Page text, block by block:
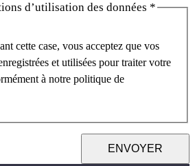
d’utilisation des données *
cette case, vous acceptez que vos
et utilisées pour traiter votre
à notre politique de
ENVOYER